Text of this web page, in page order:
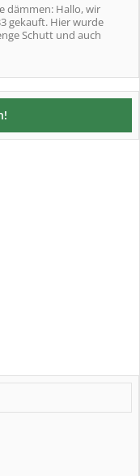
dämmen: Hallo, wir
gekauft. Hier wurde
Schutt und auch